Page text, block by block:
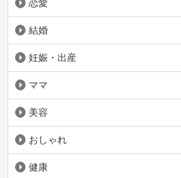
恋愛
結婚
妊娠・出産
ママ
美容
おしゃれ
健康